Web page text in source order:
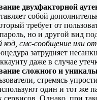
двухфакторной
собой
требует от
но и другой вид
код, смс-сообщение или
затрудняет
даже в случае
сложного и
стремясь
один и тот же